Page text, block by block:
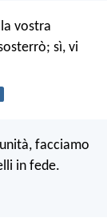
vostra
sì, vi
facciamo
in fede.